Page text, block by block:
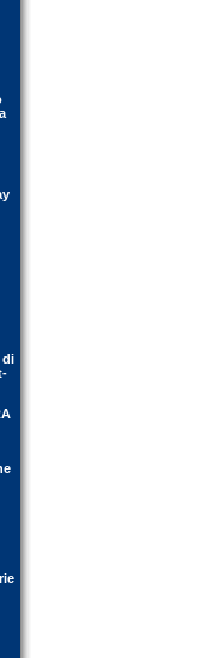
di